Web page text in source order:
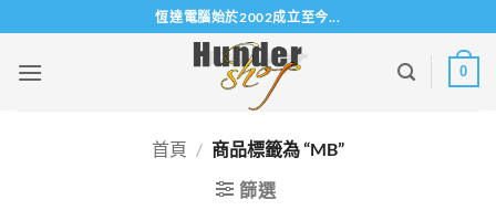
to
content
恆達電腦始於2002成立至今...
0
首頁 / 商品標籤為 “MB”
篩選